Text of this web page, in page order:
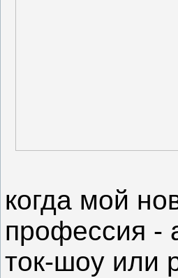
когда мой
профессия -
ток-шоу или